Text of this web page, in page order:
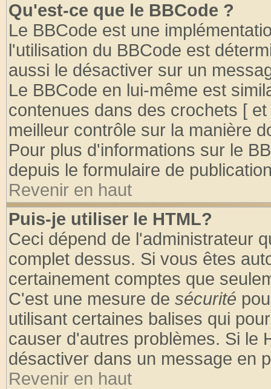
Qu'est-ce que le BBCode ?
Le BBCode est une
l'utilisation du BBCode est
aussi le désactiver sur un
Le BBCode en lui-même est
contenues dans des crochets [
meilleur contrôle sur la manière
Pour plus d'informations sur le
depuis le formulaire de
Revenir en haut
Puis-je utiliser le HTML?
Ceci dépend de l'administrateur
complet dessus. Si vous êtes
certainement comptes que
C'est une mesure de sécurité
utilisant certaines balises qui
causer d'autres problèmes. Si le
désactiver dans un message en
Revenir en haut